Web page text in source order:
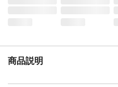
商品説明